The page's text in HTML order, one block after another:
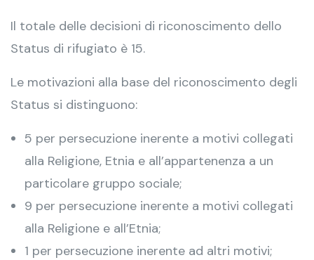
Il totale delle decisioni di riconoscimento dello
Status di rifugiato è 15.
Le motivazioni alla base del riconoscimento degli
Status si distinguono:
5 per persecuzione inerente a motivi collegati
alla Religione, Etnia e all’appartenenza a un
particolare gruppo sociale;
9 per persecuzione inerente a motivi collegati
alla Religione e all’Etnia;
1 per persecuzione inerente ad altri motivi;